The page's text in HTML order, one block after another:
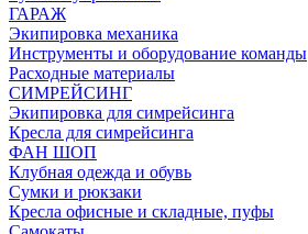
ГАРАЖ
Экипировка механика
Инструменты и оборудование команды
Расходные материалы
СИМРЕЙСИНГ
Экипировка для симрейсинга
Кресла для симрейсинга
ФАН ШОП
Клубная одежда и обувь
Сумки и рюкзаки
Кресла офисные и складные, пуфы